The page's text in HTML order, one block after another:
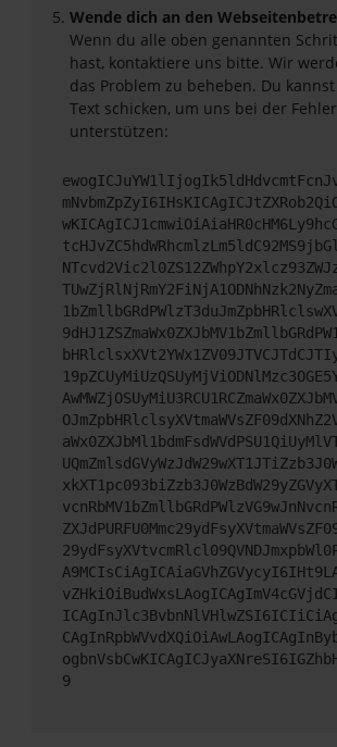
Wende dich an den
Wenn du alle oben genannten
hast, kontaktiere uns bitte. Wir
das Problem zu beheben. Du
Text schicken, um uns bei der
unterstützen:
9